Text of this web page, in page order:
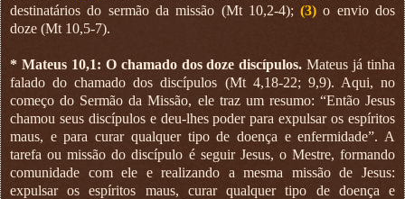
destinatários do sermão da missão (Mt 10,2-4);(3) o envio dos
doze (Mt 10,5-7).
* Mateus 10,1: O chamado dos doze discípulos.Mateus já tinha
falado do chamado dos discípulos (Mt 4,18-22; 9,9). Aqui, no
começo do Sermão da Missão, ele traz um resumo: “Então Jesus
chamou seus discípulos e deu-lhes poder para expulsar os espíritos
maus, e para curar qualquer tipo de doença e enfermidade”. A
tarefa ou missão do discípulo é seguir Jesus, o Mestre, formando
comunidade com ele e realizando a mesma missão de Jesus:
expulsar os espíritos maus, curar qualquer tipo de doença e